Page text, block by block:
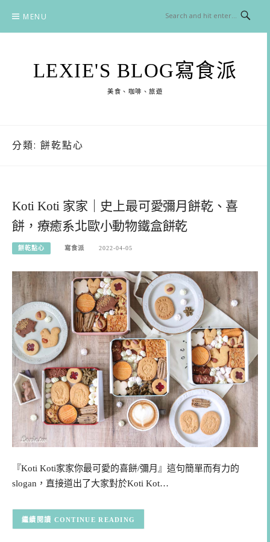
content
MENU
LEXIE'S BLOG寫食派
美食、咖啡、旅遊
分類: 餅乾點心
Koti Koti 家家｜史上最可愛彌月餅乾、喜
餅，療癒系北歐小動物鐵盒餅乾
餅乾點心 寫食派 2022-04-05
『Koti Koti家家你最可愛的喜餅/彌月』這句簡單而有力的
slogan，直接道出了大家對於Koti Kot…
CONTINUE READING